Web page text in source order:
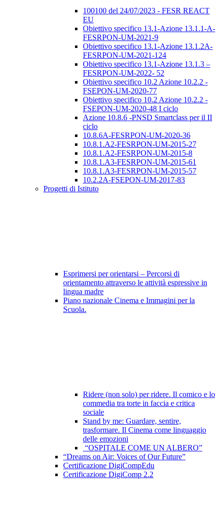
100100 del 24/07/2023 - FESR REACT
EU
Obiettivo specifico 13.1-Azione 13.1.1-A-
FESRPON-UM-2021-9
Obiettivo specifico 13.1-Azione 13.1.2A-
FESRPON-UM-2021-124
Obiettivo specifico 13.1-Azione 13.1.3 –
FESRPON-UM-2022- 52
Obiettivo specifico 10.2 Azione 10.2.2 -
FSEPON-UM-2020-77
Obiettivo specifico 10.2 Azione 10.2.2 -
FSEPON-UM-2020-48 I ciclo
Azione 10.8.6 -PNSD Smartclass per il II
ciclo
10.8.6A-FESRPON-UM-2020-36
10.8.1.A2-FESRPON-UM-2015-27
10.8.1.A2-FESRPON-UM-2015-8
10.8.1.A3-FESRPON-UM-2015-61
10.8.1.A3-FESRPON-UM-2015-57
10.2.2A-FSEPON-UM-2017-83
Progetti di Istituto
Esprimersi per orientarsi – Percorsi di
orientamento attraverso le attività espressive in
lingua madre
Piano nazionale Cinema e Immagini per la
Scuola.
Ridere (non solo) per ridere. Il comico e lo
commedia tra torte in faccia e critica
sociale
Stand by me: Guardare, sentire,
trasformare. Il Cinema come linguaggio
delle emozioni
“OSPITALE COME UN ALBERO”
“Dreams on Air: Voices of Our Future”
Certificazione DigiCompEdu
Certificazione DigiComp 2.2